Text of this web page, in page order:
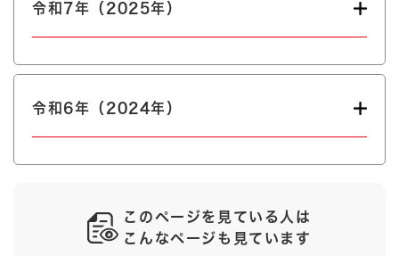
令和7年（2025年）
令和6年（2024年）
このページを見ている人は
こんなページも見ています